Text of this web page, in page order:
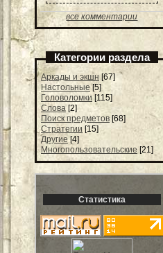
все комментарии
Категории раздела
Аркады и экшн [67]
Настольные [5]
Головоломки [115]
Слова [2]
Поиск предметов [68]
Стратегии [15]
Другие [4]
Многопользовательские [21]
Статистика